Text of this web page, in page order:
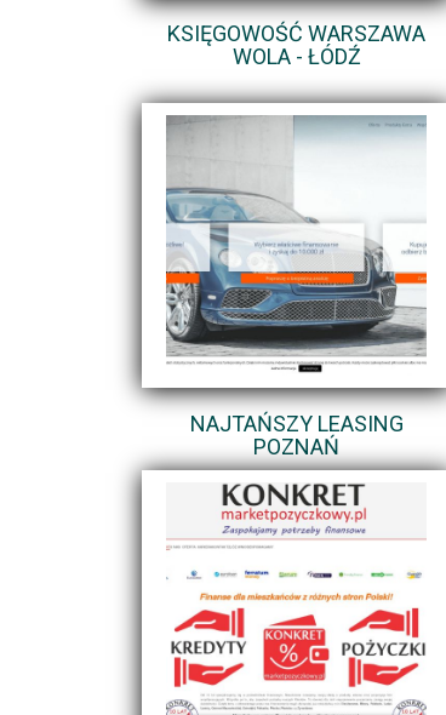
KSIĘGOWOŚĆ WARSZAWA
WOLA - ŁÓDŹ
NAJTAŃSZY LEASING
POZNAŃ